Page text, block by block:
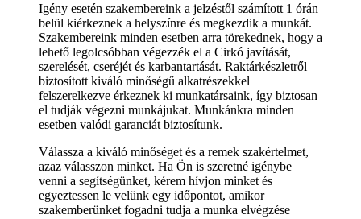
Igény esetén szakembereink a jelzéstől számított 1 órán
belül kiérkeznek a helyszínre és megkezdik a munkát.
Szakembereink minden esetben arra törekednek, hogy a
lehető legolcsóbban végezzék el a Cirkó javítását,
szerelését, cseréjét és karbantartását. Raktárkészletről
biztosított kiváló minőségű alkatrészekkel
felszerelkezve érkeznek ki munkatársaink, így biztosan
el tudják végezni munkájukat. Munkánkra minden
esetben valódi garanciát biztosítunk.
Válassza a kiváló minőséget és a remek szakértelmet,
azaz válasszon minket. Ha Ön is szeretné igénybe
venni a segítségünket, kérem hívjon minket és
egyeztessen le velünk egy időpontot, amikor
szakemberünket fogadni tudja a munka elvégzése